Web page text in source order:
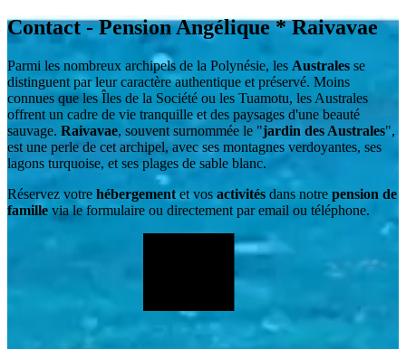
Contact - Pension Angélique* Raivavae
Parmi les nombreux archipels de la Polynésie, les Australes se
distinguent par leur caractère authentique et préservé. Moins
connues que les Îles de la Société ou les Tuamotu, les Australes
offrent un cadre de vie tranquille et des paysages d'une beauté
sauvage. Raivavae, souvent surnommée le "jardin des Australes",
est une perle de cet archipel, avec ses montagnes verdoyantes, ses
lagons turquoise, et ses plages de sable blanc.
Réservez votre hébergement et vos activités dans notre pension de
famille via le formulaire ou directement par email ou téléphone.